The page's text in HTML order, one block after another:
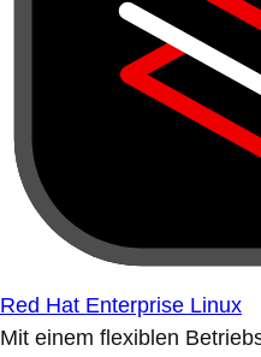
Red Hat Enterprise Linux
Mit einem flexiblen